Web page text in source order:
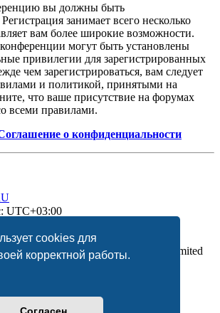
cookies для
корректной работы.
вы должны быть
занимает всего несколько
вам более широкие возможности.
могут быть установлены
привилегии для зарегистрированных
чем зарегистрироваться, вам следует
и политикой, принятыми на
что ваше присутствие на форумах
всеми правилами.
о конфиденциальности
UTC+03:00
phpBB® Forum Software © phpBB Limited